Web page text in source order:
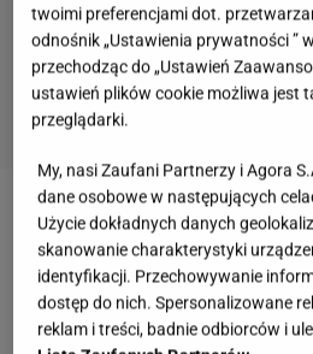
Zobacz wideoMałgorzata
jakich warunkach będzie
Akademik robi wrażenie
twoimi preferencjami dot.
odnośnik „Ustawienia prywatności ”
przechodząc do „Ustawień
ustawień plików cookie możliwa jest
przeglądarki.
My, nasi Zaufani Partnerzy i Agora
dane osobowe w następujących
Użycie dokładnych danych
skanowanie charakterystyki
identyfikacji. Przechowywanie
dostęp do nich. Spersonalizowane
reklam i treści, badnie odbiorców i